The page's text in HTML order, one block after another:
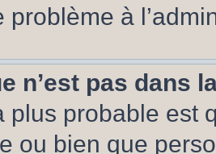
problème à
n’est pas dans
plus probable est
ou bien que